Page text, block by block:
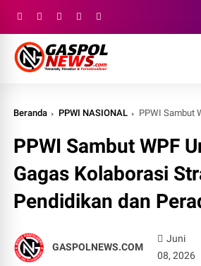
Beranda PPWI NASIONAL PPWI Sambut WPF University,
PPWI Sambut WPF
Gagas Kolaborasi
Pendidikan dan
GASPOLNEWS.COM
Juni
08, 2026